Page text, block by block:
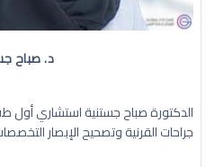
د. صباح
الدكتورة صباح جستنية استشاري
جراحات القرنية وتصحيح الإبصار